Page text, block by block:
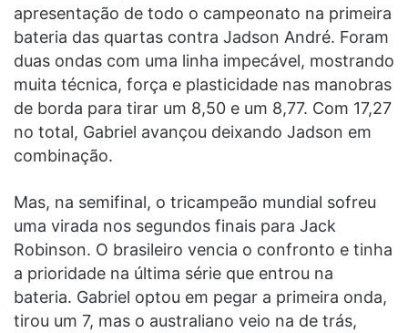
apresentação de todo o campeonato na primeira
bateria das quartas contra Jadson André. Foram
duas ondas com uma linha impecável, mostrando
muita técnica, força e plasticidade nas manobras
de borda para tirar um 8,50 e um 8,77. Com 17,27
no total, Gabriel avançou deixando Jadson em
combinação.
Mas, na semifinal, o tricampeão mundial sofreu
uma virada nos segundos finais para Jack
Robinson. O brasileiro vencia o confronto e tinha
a prioridade na última série que entrou na
bateria. Gabriel optou em pegar a primeira onda,
tirou um 7, mas o australiano veio na de trás,